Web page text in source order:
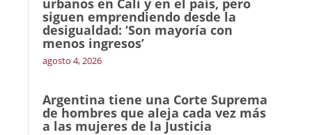
siguen emprendiendo desde la
desigualdad: ‘Son mayoría con
menos ingresos’
agosto 4, 2026
Argentina tiene una Corte Suprema
de hombres que aleja cada vez más
a las mujeres de la Justicia